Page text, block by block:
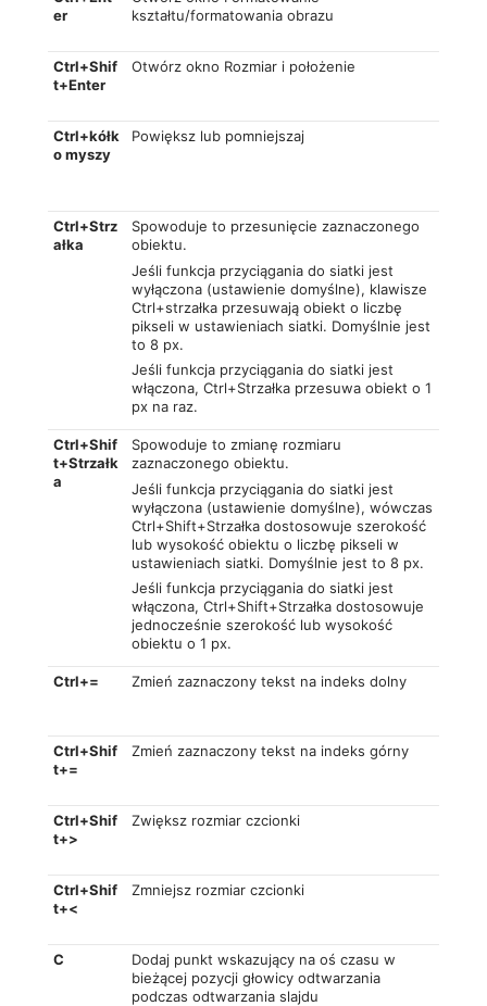
er
kształtu/formatowania obrazu
Ctrl+Shif
t+Enter
Otwórz okno Rozmiar i położenie
Ctrl+kółk
o myszy
Powiększ lub pomniejszaj
Ctrl+Strz
ałka
Spowoduje to przesunięcie zaznaczonego
obiektu.
Jeśli funkcja przyciągania do siatki jest
wyłączona (ustawienie domyślne), klawisze
Ctrl+strzałka przesuwają obiekt o liczbę
pikseli w ustawieniach siatki. Domyślnie jest
to 8 px.
Jeśli funkcja przyciągania do siatki jest
włączona, Ctrl+Strzałka przesuwa obiekt o 1
px na raz.
Ctrl+Shif
t+Strzałk
a
Spowoduje to zmianę rozmiaru
zaznaczonego obiektu.
Jeśli funkcja przyciągania do siatki jest
wyłączona (ustawienie domyślne), wówczas
Ctrl+Shift+Strzałka dostosowuje szerokość
lub wysokość obiektu o liczbę pikseli w
ustawieniach siatki. Domyślnie jest to 8 px.
Jeśli funkcja przyciągania do siatki jest
włączona, Ctrl+Shift+Strzałka dostosowuje
jednocześnie szerokość lub wysokość
obiektu o 1 px.
Ctrl+= Zmień zaznaczony tekst na indeks dolny
Ctrl+Shif
t+=
Zmień zaznaczony tekst na indeks górny
Ctrl+Shif
t+>
Zwiększ rozmiar czcionki
Ctrl+Shif
t+<
Zmniejsz rozmiar czcionki
C
Dodaj punkt wskazujący na oś czasu w
bieżącej pozycji głowicy odtwarzania
podczas odtwarzania slajdu